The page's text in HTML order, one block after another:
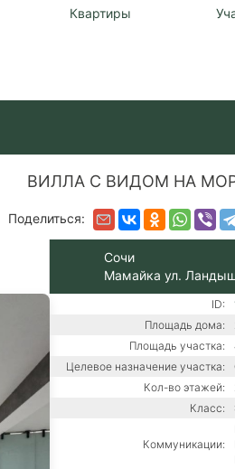
Квартиры
ВИЛЛА С ВИДОМ НА
Поделиться:
Сочи
Мамайка ул.
ID:
Площадь дома:
Площадь участка:
Целевое назначение участка:
Кол-во этажей:
Класс:
Коммуникации: